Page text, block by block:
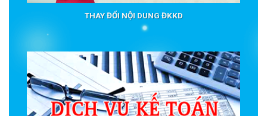
THAY ĐỔI NỘI DUNG ĐKKD